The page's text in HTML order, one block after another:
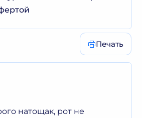
Печать
натощак, рот не